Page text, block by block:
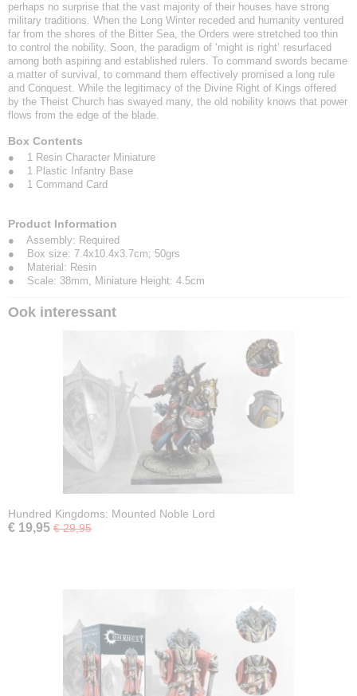
perhaps no surprise that the vast majority of their houses have strong
military traditions. When the Long Winter receded and humanity ventured
far from the shores of the Bitter Sea, the Orders were stretched too thin
to control the nobility. Soon, the paradigm of ‘might is right’ resurfaced
among both aspiring and established rulers. To command swords became
a matter of survival, to command them effectively promised a long rule
and Conquest. While the legitimacy of the Divine Right of Kings offered
by the Theist Church has swayed many, the old nobility knows that power
flows from the edge of the blade.
Box Contents
● 1 Resin Character Miniature
● 1 Plastic Infantry Base
● 1 Command Card
Product Information
● Assembly: Required
● Box size: 7.4x10.4x3.7cm; 50grs
● Material: Resin
● Scale: 38mm, Miniature Height: 4.5cm
Ook interessant
Hundred Kingdoms: Mounted Noble Lord
€ 19,95 € 29,95